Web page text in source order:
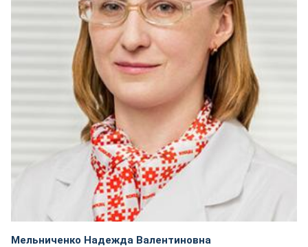
Мельниченко Надежда Валентиновна